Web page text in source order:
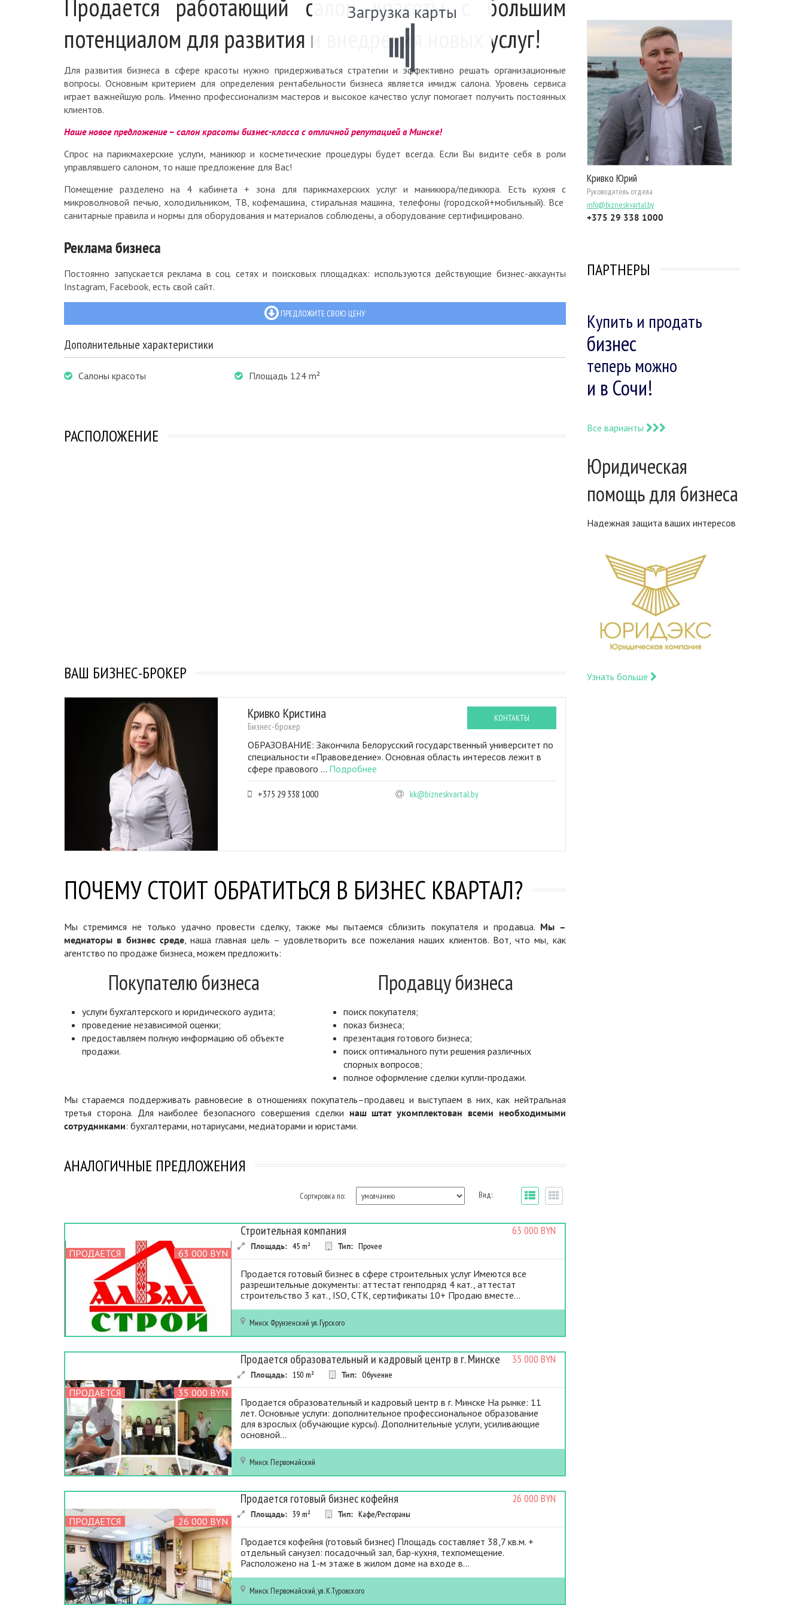
Продается работающий салон красоты с большим
потенциалом для развития и внедрения новых услуг!
Для развития бизнеса в сфере красоты нужно придерживаться стратегии и эффективно решать организационные
вопросы. Основным критерием для определения рентабельности бизнеса является имидж салона. Уровень сервиса
играет важнейшую роль. Именно профессионализм мастеров и высокое качество услуг помогает получить постоянных
клиентов.
Наше новое предложение – салон красоты бизнес-класса с отличной репутацией в Минске!
Спрос на парикмахерские услуги, маникюр и косметические процедуры будет всегда. Если Вы видите себя в роли
управлявшего салоном, то наше предложение для Вас!
Помещение разделено на 4 кабинета + зона для парикмахерских услуг и маникюра/педикюра. Есть кухня с
микроволновой печью, холодильником, ТВ, кофемашина, стиральная машина, телефоны (городской+мобильный). Все
санитарные правила и нормы для оборудования и материалов соблюдены, а оборудование сертифицировано.
Реклама бизнеса
Постоянно запускается реклама в соц. сетях и поисковых площадках: используются действующие бизнес-аккаунты
Instagram, Facebook, есть свой сайт.
ПРЕДЛОЖИТЕ СВОЮ ЦЕНУ
Дополнительные характеристики
Салоны красоты Площадь 124 m²
РАСПОЛОЖЕНИЕ
Загрузка карты
ВАШ БИЗНЕС-БРОКЕР
Кривко Кристина
Бизнес-брокер
КОНТАКТЫ
ОБРАЗОВАНИЕ: Закончила Белорусский государственный университет по
специальности «Правоведение». Основная область интересов лежит в
сфере правового ... Подробнее
+375 29 338 1000 kk@bizneskvartal.by
ПОЧЕМУ СТОИТ ОБРАТИТЬСЯ В БИЗНЕС КВАРТАЛ?
Мы стремимся не только удачно провести сделку, также мы пытаемся сблизить покупателя и продавца. Мы –
медиаторы в бизнес среде, наша главная цель – удовлетворить все пожелания наших клиентов. Вот, что мы, как
агентство по продаже бизнеса, можем предложить:
Покупателю бизнеса
услуги бухгалтерского и юридического аудита;
проведение независимой оценки;
предоставляем полную информацию об объекте
продажи.
Продавцу бизнеса
поиск покупателя;
показ бизнеса;
презентация готового бизнеса;
поиск оптимального пути решения различных
спорных вопросов;
полное оформление сделки купли-продажи.
Мы стараемся поддерживать равновесие в отношениях покупатель–продавец и выступаем в них, как нейтральная
третья сторона. Для наиболее безопасного совершения сделки наш штат укомплектован всеми необходимыми
сотрудниками: бухгалтерами, нотариусами, медиаторами и юристами.
АНАЛОГИЧНЫЕ ПРЕДЛОЖЕНИЯ
Сортировка по: Вид:
ПРОДАЕТСЯ 63 000 BYN
Строительная компания 63 000 BYN
Площадь: 45 m² Тип: Прочее
Продается готовый бизнес в сфере строительных услуг Имеются все
разрешительные документы: аттестат генподряд 4 кат., аттестат
строительство 3 кат., ISO, СТК, сертификаты 10+ Продаю вместе...
Минск Фрунзенский ул. Гурского
ПРОДАЕТСЯ 35 000 BYN
Продается образовательный и кадровый центр в г. Минске 35 000 BYN
Площадь: 150 m² Тип: Обучение
Продается образовательный и кадровый центр в г. Минске На рынке: 11
лет. Основные услуги: дополнительное профессиональное образование
для взрослых (обучающие курсы). Дополнительные услуги, усиливающие
основной...
Минск Первомайский
ПРОДАЕТСЯ 26 000 BYN
Продается готовый бизнес кофейня 26 000 BYN
Площадь: 39 m² Тип: Кафе/Рестораны
Продается кофейня (готовый бизнес) Площадь составляет 38,7 кв.м. +
отдельный санузел: посадочный зал, бар-кухня, техпомещение.
Расположено на 1-м этаже в жилом доме на входе в...
Минск Первомайский, ул. К.Туровского
Кривко Юрий
Руководитель отдела
info@bizneskvartal.by
+375 29 338 1000
ПАРТНЕРЫ
Купить и продать
бизнес
теперь можно
и в Сочи!
Все варианты
Юридическая
помощь для бизнеса
Надежная защита ваших интересов
Узнать больше